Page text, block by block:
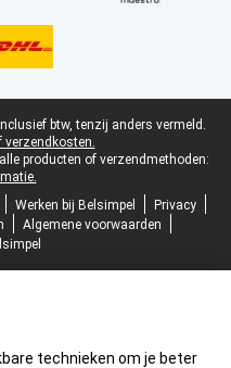
btw, tenzij anders vermeld.
verzendkosten.
producten of verzendmethoden:
Werken bij Belsimpel
Privacy
Algemene voorwaarden
technieken om je beter